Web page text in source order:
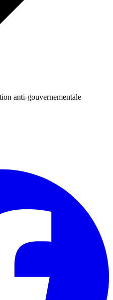
anti-gouvernementale